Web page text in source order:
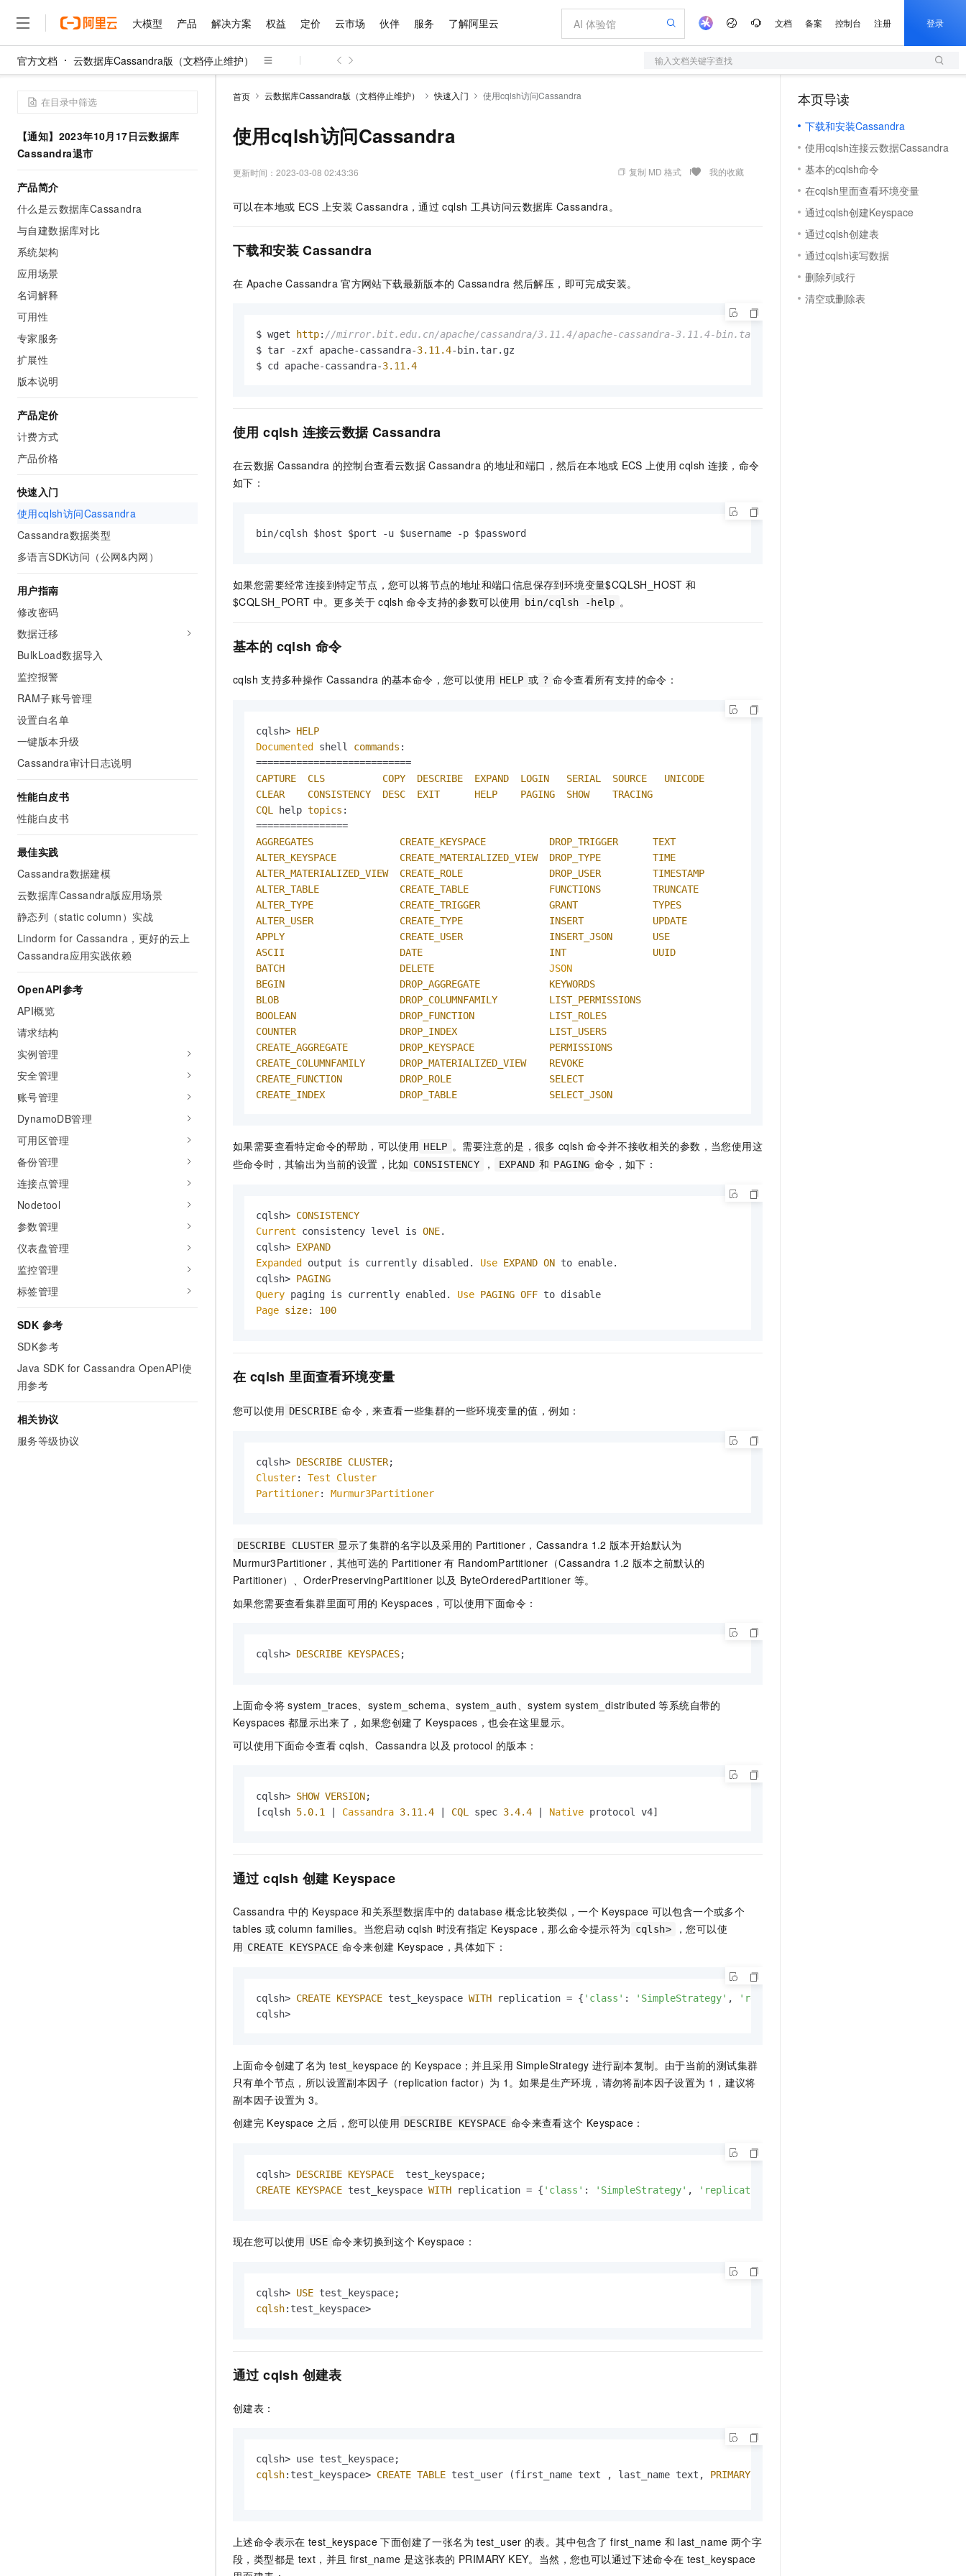
大模型 产品 解决方案 权益 定价 云市场 伙伴 服务 了解阿里云 文档 备案 控制台 注册 登录
官方文档 云数据库Cassandra版（文档停止维护） 输入文档关键字查找
【通知】2023年10月17日云数据库
Cassandra退市
产品简介
什么是云数据库Cassandra
与自建数据库对比
系统架构
应用场景
名词解释
可用性
专家服务
扩展性
版本说明
产品定价
计费方式
产品价格
快速入门
使用cqlsh访问Cassandra
Cassandra数据类型
多语言SDK访问（公网&内网）
用户指南
修改密码
数据迁移
BulkLoad数据导入
监控报警
RAM子账号管理
设置白名单
一键版本升级
Cassandra审计日志说明
性能白皮书
性能白皮书
最佳实践
Cassandra数据建模
云数据库Cassandra版应用场景
静态列（static column）实战
Lindorm for Cassandra，更好的云上
Cassandra应用实践依赖
OpenAPI参考
API概览
请求结构
实例管理
安全管理
账号管理
DynamoDB管理
可用区管理
备份管理
连接点管理
Nodetool
参数管理
仪表盘管理
监控管理
标签管理
SDK 参考
SDK参考
Java SDK for Cassandra OpenAPI使
用参考
相关协议
服务等级协议
首页 云数据库Cassandra版（文档停止维护） 快速入门 使用cqlsh访问Cassandra
使用cqlsh访问Cassandra
更新时间： 2023-03-08 02:43:36 复制 MD 格式 我的收藏
可以在本地或 ECS 上安装 Cassandra，通过 cqlsh 工具访问云数据库 Cassandra。
下载和安装 Cassandra
在 Apache Cassandra 官方网站下载最新版本的 Cassandra 然后解压，即可完成安装。
$ wget http: //mirror.bit.edu.cn/apache/cassandra/3.11.4/apache-cassandra-3.11.4-bin.tar.gz
$ tar -zxf apache-cassandra-3.11 .4-bin. tar. gz
$ cd apache-cassandra-3.11 .4
使用 cqlsh 连接云数据 Cassandra
在云数据 Cassandra 的控制台查看云数据 Cassandra 的地址和端口，然后在本地或 ECS 上使用 cqlsh 连接，命令
如下：
bin/cqlsh $host $port -u $username -p $password
如果您需要经常连接到特定节点，您可以将节点的地址和端口信息保存到环境变量$CQLSH_HOST 和
$CQLSH_PORT 中。更多关于 cqlsh 命令支持的参数可以使用 bin/cqlsh -help 。
基本的 cqlsh 命令
cqlsh 支持多种操作 Cassandra 的基本命令，您可以使用 HELP 或 ? 命令查看所有支持的命令：
cqlsh> HELP
Documented
shell commands :
CAPTURE
CLS COPY DESCRIBE EXPAND LOGIN SERIAL SOURCE
UNICODE
CLEAR
CONSISTENCY DESC EXIT HELP PAGING SHOW
TRACING
CQL help topics :
AGGREGATES
CREATE_KEYSPACE DROP_TRIGGER
TEXT
ALTER_KEYSPACE
CREATE_MATERIALIZED_VIEW DROP_TYPE
TIME
ALTER_MATERIALIZED_VIEW
CREATE_ROLE DROP_USER
TIMESTAMP
ALTER_TABLE
CREATE_TABLE FUNCTIONS
TRUNCATE
ALTER_TYPE
CREATE_TRIGGER GRANT
TYPES
ALTER_USER
CREATE_TYPE INSERT
UPDATE
APPLY
CREATE_USER INSERT_JSON
USE
ASCII
DATE INT
UUID
BATCH
DELETE
JSON
BEGIN
DROP_AGGREGATE
KEYWORDS
BLOB
DROP_COLUMNFAMILY
LIST_PERMISSIONS
BOOLEAN
DROP_FUNCTION
LIST_ROLES
COUNTER
DROP_INDEX
LIST_USERS
CREATE_AGGREGATE
DROP_KEYSPACE
PERMISSIONS
CREATE_COLUMNFAMILY
DROP_MATERIALIZED_VIEW
REVOKE
CREATE_FUNCTION
DROP_ROLE
SELECT
CREATE_INDEX
DROP_TABLE SELECT_JSON
如果需要查看特定命令的帮助，可以使用 HELP 。需要注意的是，很多 cqlsh 命令并不接收相关的参数，当您使用这
些命令时，其输出为当前的设置，比如 CONSISTENCY ， EXPAND 和 PAGING 命令，如下：
cqlsh> CONSISTENCY
Current consistency level is ONE.
cqlsh> EXPAND
Expanded
output is currently disabled. Use EXPAND ON to enable.
cqlsh> PAGING
Query paging is currently enabled. Use PAGING OFF
Page size: 100
在 cqlsh 里面查看环境变量
您可以使用 DESCRIBE 命令，来查看一些集群的一些环境变量的值，例如：
cqlsh> DESCRIBE CLUSTER
Cluster: Test
Cluster
Partitioner: Murmur3Partitioner
DESCRIBE CLUSTER 显示了集群的名字以及采用的 Partitioner，Cassandra 1.2 版本开始默认为
Murmur3Partitioner，其他可选的 Partitioner 有 RandomPartitioner（Cassandra 1.2 版本之前默认的
Partitioner）、OrderPreservingPartitioner 以及 ByteOrderedPartitioner 等。
如果您需要查看集群里面可用的 Keyspaces，可以使用下面命令：
cqlsh> DESCRIBE KEYSPACES;
上面命令将 system_traces、system_schema、system_auth、system system_distributed 等系统自带的
Keyspaces 都显示出来了，如果您创建了 Keyspaces，也会在这里显示。
可以使用下面命令查看 cqlsh、Cassandra 以及 protocol 的版本：
cqlsh> SHOW VERSION;
[cqlsh 5.0.1 | Cassandra 3.11 .4 | CQL spec 3.4.4 | Native protocol v4]
通过 cqlsh 创建 Keyspace
Cassandra 中的 Keyspace 和关系型数据库中的 database 概念比较类似，一个 Keyspace 可以包含一个或多个
tables 或 column families。当您启动 cqlsh 时没有指定 Keyspace，那么命令提示符为 cqlsh>
，您可以使
用 CREATE KEYSPACE 命令来创建 Keyspace，具体如下：
cqlsh> CREATE KEYSPACE test_keyspace WITH replication = { 'class' : 'SimpleStrategy' , 'replication_factor'
cqlsh>
上面命令创建了名为 test_keyspace 的 Keyspace；并且采用 SimpleStrategy 进行副本复制。由于当前的测试集群
只有单个节点，所以设置副本因子（replication factor）为 1。如果是生产环境，请勿将副本因子设置为 1，建议将
副本因子设置为 3。
创建完 Keyspace 之后，您可以使用 DESCRIBE KEYSPACE 命令来查看这个 Keyspace：
cqlsh> DESCRIBE KEYSPACE
CREATE KEYSPACE test_keyspace WITH replication = { 'class' : 'SimpleStrategy' , 'replication_factor'
现在您可以使用 USE 命令来切换到这个 Keyspace：
cqlsh> USE
cqlsh:test_keyspace>
通过 cqlsh 创建表
创建表：
cqlsh:test_keyspace> CREATE TABLE test_user (first_name text , last_name text, PRIMARY
上述命令表示在 test_keyspace 下面创建了一张名为 test_user 的表。其中包含了 first_name 和 last_name 两个字
段，类型都是 text，并且 first_name 是这张表的 PRIMARY KEY。当然，您也可以通过下述命令在 test_keyspace
本页导读
下载和安装Cassandra
使用cqlsh连接云数据Cassandra
基本的cqlsh命令
在cqlsh里面查看环境变量
通过cqlsh创建Keyspace
通过cqlsh创建表
通过cqlsh读写数据
删除列或行
清空或删除表
大模型
千问AI平台
能看、能想、能动手的多模态智能体模型
视觉 Coding、空间感知、多模态思考等全面升级 1M上下文，专为长程任务能力而生
图生视频，流畅自然，细节丰富
语音识别与合成
Qwen3-TTS-Flash
个人版上线、团队版降价；千问3.8-Max首发发尝鲜
千问AI平台-模型体验
丰富多元化的应用模版和解决方案
大模型服务平台百炼-智能体 万有无界
企业级人与Agent协作平台，接入和调度多个数字员工
大模型解决方案
快速部署 Dify，高效搭建 AI 应用
10 分钟在聊天系统中增加一个 AI 助手
10分钟微调：让0.6B模型媲美235B模型 多模态数据信息提取
产品
精选产品
人工智能与机器学习
容器
存储
网络与CDN
安全
中间件
媒体服务
企业服务与云通信
域名与网站
终端用户计算
开发工具
迁移与运维管理
专有云
精选产品
大模型服务与应用平台
多元化、高性能、安全可靠的大模型服务
无影云电脑
随时随地安全接入的云上超级电脑
云解析DNS
云原生大数据计算服务 MaxCompute
人工智能平台 PAI 大模型
一站式AI开发、训练和推理服务
容器服务 Kubernetes 版 ACK
全托管，含MySQL、PostgreSQL、SQL Server、MariaDB多引擎
Qoder
面向真实软件的智能体编程平台
云防火墙
轻量应用服务器
数字证书管理服务（原SSL证书）
实现全站HTTPS，呈现可信的WEB访问
大数据开发治理平台 DataWorks
解决方案
精选解决方案
AI
大数据
现代化应用
网络
可观测
企业出海
政企业务
精选解决方案
上传文档即自动完成翻译和格式还原
Hermes Agent，打造自进化智能体
自主进化，持久记忆，越用越聪明
快速拥有专属 OpenClaw
5 分钟轻松部署专属 QwenPaw HOT
从聊天伙伴进化为能主动干活的本地数字员工
一键购买专属联机服务器，轻松开启游戏
高效搭建 AI 智能体与工作流应用
Agency Agents：拥有专属领域专家
HappyHorse 打造一站式影视创作平台
漫剧工坊：一站式动画创作平台
快速生产连贯的高质量长漫剧
10 分钟搭建微信、支付宝小程序
高效部署网站，快速应用到小程序
权益 普惠上云
云服务器38元/年起，超值低价云产品抢先购
推荐新用户得奖励，单订单最高返9万
云工开物
高校专属算力普惠，学生认证享300元代金券
免费试用
解决方案免费试用 新老同享
AI 产品 免费试用
1亿+ 大模型 tokens 和 30+ 款产品免费体验
助力企业全员 AI 认知与能力提升
AI 特惠
Token Plan 模型订阅计划
Qwen3.8-Max 首发尝鲜，限时加量 10 倍，夜间低至2折
万小智 AI 建站低至 15元/月
Night Plan 支持 Qwen 3.8-Max NEW
夜间 5 折，Qwen/Meoo/TokenPlan 客户专享
AI 场景体验
从图文生成到视频创作，一键激活电商全链路生产力
AI 广告创作
图文、视频一站生成，高效打造优质广告素材
AI 短剧/漫剧
AI 办公
AI 活动
AI 生产力先锋
先锋实践拓展 AI 生产力的边界
飞天发布时刻
所见，即是所愿
AI 实训营
从基础到进阶，Agent 创客手把手教你
创新加速
覆盖90%+业务场景，专享组合折扣价
定价 产品定价
了解云产品的定价详情
云上成本管理
管理和优化成本
价格计算器
自助选配和估算价格
价格优势
配置报价器
阿里云 OPC 创新助力计划
Token 补贴，五大权
益加速 OPC 成功
云市场 精选商城
多端小程序
观测云
Tuya 物联网平台阿里云版
电子合同
Tableau 订阅
AI空中课堂在线直播课堂（旗舰版）
行业生态解决方案
开发者生态解决方案
AI 开发和 AI 应用解决方案
数据与 API
手机三要素
OCR 文字识别
快递物流查询
企业应用
ERP
财税管理
400电话
基础软件
JAVA
WordPress
定制建站
专业服务
公司注册
上云迁移
代维服务
伙伴 成为销售伙伴
咨询伙伴
销售伙伴合作计划
无影生态合作计划
Consulting Partner 合作计划
成为产品伙伴
产品生态伙伴
产品伙伴合作计划
云网络合作计划
成为服务伙伴
服务伙伴合作计划
Al MaaS 服务伙伴赋能合作
伙伴信用分合作计划
更多支持
合作伙伴培训与认证
查询合作伙伴
登录合作伙伴管理后台
服务 售前咨询
售后服务
自助服务
在线服务
短信专区
企业增值服务
专家技术服务
企业成长
阿里云认证
信息公告
开发者社区
镜像站
我要反馈
我要建议
我要投诉
了解阿里云 为什么选择阿里云
技术领先
分析师报告
研究报告与白皮书
天池大赛
云开发大赛
入门学习赛
最佳实践
云上奥运之旅
看见新力量
市场活动
云工开物
加入我们
校园招聘